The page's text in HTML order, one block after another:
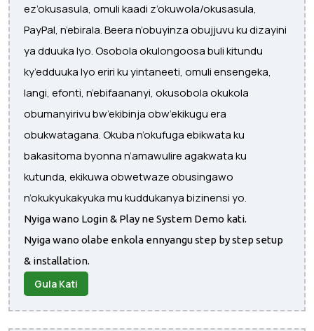
ez’okusasula, omuli kaadi z’okuwola/okusasula,
PayPal, n’ebirala. Beera n’obuyinza obujjuvu ku dizayini
ya dduuka lyo. Osobola okulongoosa buli kitundu
ky’edduuka lyo eriri ku yintaneeti, omuli ensengeka,
langi, efonti, n’ebifaananyi, okusobola okukola
obumanyirivu bw’ekibinja obw’ekikugu era
obukwatagana. Okuba n’okufuga ebikwata ku
bakasitoma byonna n’amawulire agakwata ku
kutunda, ekikuwa obwetwaze obusingawo
n’okukyukakyuka mu kuddukanya bizinensi yo.
Nyiga wano Login & Play ne System Demo kati.
Nyiga wano olabe enkola ennyangu step by step setup
& installation.
Gula Kati